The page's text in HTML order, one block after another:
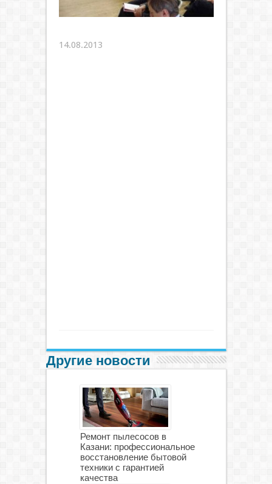
14.08.2013
Другие новости
Ремонт пылесосов в
Казани: профессиональное
восстановление бытовой
техники с гарантией
качества